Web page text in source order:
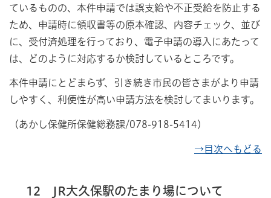
ているものの、本件申請では誤支給や不正受給を防止する
ため、申請時に領収書等の原本確認、内容チェック、並び
に、受付済処理を行っており、電子申請の導入にあたって
は、どのように対応するか検討しているところです。
本件申請にとどまらず、引き続き市民の皆さまがより申請
しやすく、利便性が高い申請方法を検討してまいります。
（あかし保健所保健総務課/078-918-5414）
→目次へもどる
12 JR大久保駅のたまり場について